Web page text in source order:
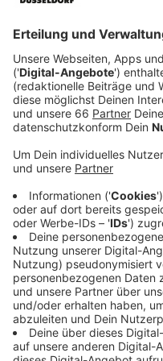
Anzeige
Die Corona-Krise hat
gespielt. Die stationären
Düsseldorf müssen
Carina Peretzke vom
gesagt.
Anzeige